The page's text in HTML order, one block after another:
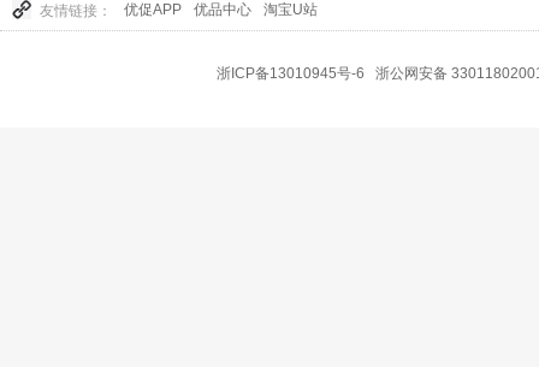
友情链接： 优促APP 优品中心 淘宝U站
浙ICP备13010945号-6 浙公网安备